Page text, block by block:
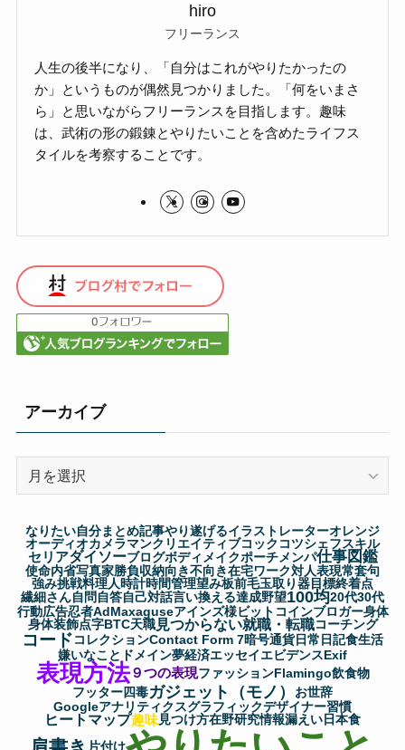
hiro
フリーランス
人生の後半になり、「自分はこれがやりたかったの
か」というものが偶然見つかりました。「何をいまさ
ら」と思いながらフリーランスを目指します。趣味
は、武術の形の鍛錬とやりたいことを含めたライフス
タイルを考察することです。
アーカイブ
イ
ブ
なりたい自分まとめ記事やり遂げるイラストレーターオレンジ
オーディオカメラマンクリエイティブコック コツシェフスキル
セリアダイソーブログボディメイクポーチメンパ仕事図鑑
使命内省写真家勝負収納向き不向き在宅ワーク対人表現常套句
強み挑戦料理人時計時間管理望み板前毛玉取り器目標終着点
繊細さん自問自答自己対話言い換える達成野望100均20代30代
行動広告忍者AdMaxaguseアインズ様ビットコインブロガー身体
身体装飾点字BTC天職見つからない就職・転職コーチング
コードコレクションContact Form 7暗号通貨日常 日記食生活
嫌いなこと ドメイン夢経済エッセイエビデンスExif
表現方法９つの表現ファッションFlamingo飲食物
フッター四毒ガジェット（モノ）
お世辞
Googleアナリティクスグラフィックデザイナー習慣
ヒートマップ趣味見つけ方在野研究情報漏えい日本食
片付け